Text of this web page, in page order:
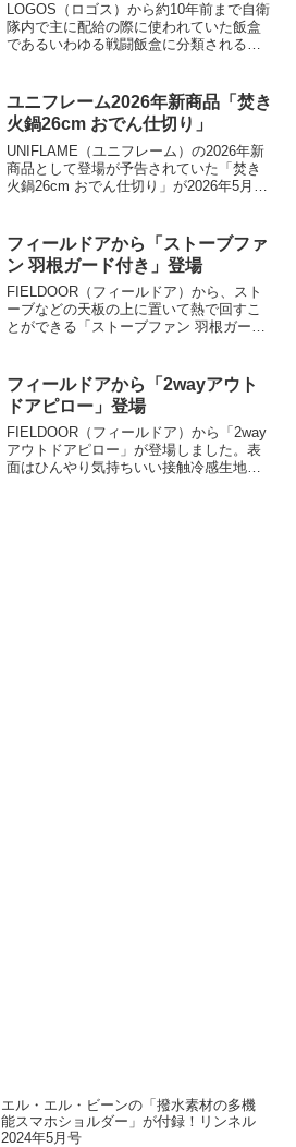
LOGOS（ロゴス）から約10年前まで自衛
隊内で主に配給の際に使われていた飯盒
であるいわゆる戦闘飯盒に分類される新
ト性と実用性を両立しています。詳細を
レビューします。
ユニフレーム2026年新商品「焚き
火鍋26cm おでん仕切り」
UNIFLAME（ユニフレーム）の2026年新
商品として登場が予告されていた「焚き
火鍋26cm おでん仕切り」が2026年5月23
に沿って組み合わせるだけで簡単に組み
立てることができます。詳細をレビュー
します。
フィールドアから「ストーブファ
ン 羽根ガード付き」登場
FIELDOOR（フィールドア）から、スト
ーブなどの天板の上に置いて熱で回すこ
とができる「ストーブファン 羽根ガード
アイテムに羽根ガードが付いて安全にな
りました。詳細をレビューします。
フィールドアから「2wayアウト
ドアピロー」登場
FIELDOOR（フィールドア）から「2way
アウトドアピロー」が登場しました。表
面はひんやり気持ちいい接触冷感生地、
エル・エル・ビーンの「撥水素材の多機
能スマホショルダー」が付録！リンネル
2024年5月号